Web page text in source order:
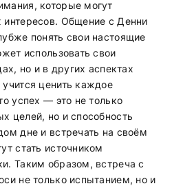
которые могут
интересов. Общение с Денни
понять свои настоящие
использовать свои
но и в других аспектах
ценить каждое
успех — это не только
целей, но и способность
дне и встречать на своём
стать источником
Таким образом, встреча с
не только испытанием, но и